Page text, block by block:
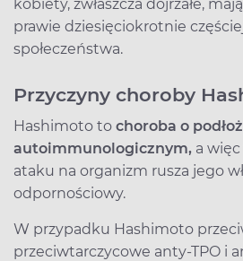
kobiety, zwłaszcza dojrzałe,
prawie dziesięciokrotnie
społeczeństwa.
Przyczyny choroby
Hashimoto to choroba o
autoimmunologicznym, a
ataku na organizm rusza jego
odpornościowy.
W przypadku Hashimoto
przeciwtarczycowe anty-TPO i